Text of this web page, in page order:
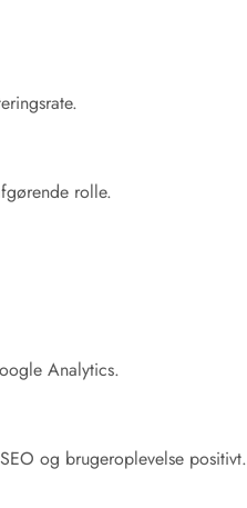
rolle.
Analytics.
og brugeroplevelse positivt.